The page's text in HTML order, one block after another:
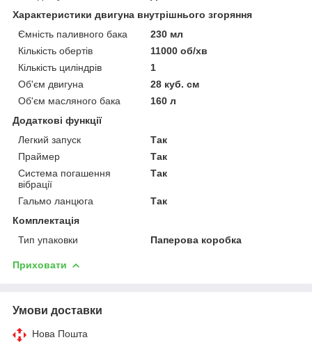
Характеристики двигуна внутрішнього згоряння
Ємність паливного бака
230 мл
Кількість обертів
11000 об/хв
Кількість циліндрів
1
Об'єм двигуна
28 куб. см
Об'єм масляного бака
160 л
Додаткові функції
Легкий запуск
Так
Праймер
Так
Система погашення
вібрації
Так
Гальмо ланцюга
Так
Комплектація
Тип упаковки
Паперова коробка
Приховати
Умови доставки
Нова Пошта